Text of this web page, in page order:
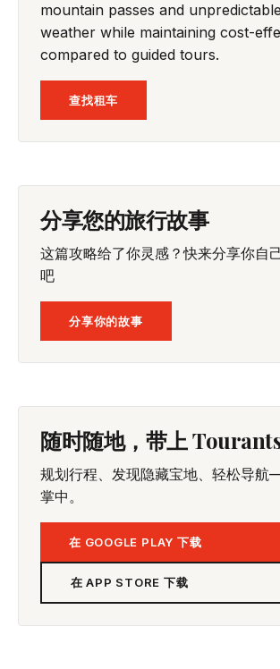
mountain passes and
weather while maintaining cost-
compared to guided tours.
查找租车
分享您的旅行故事
这篇攻略给了你灵感？快来分享你自
吧
分享你的故事
随时随地，带上
规划行程、发现隐藏宝地、轻松导
掌中。
在 GOOGLE PLAY 下载
在 APP STORE 下载